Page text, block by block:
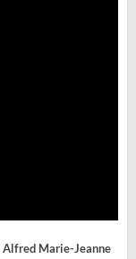
Alfred Marie-Jeanne